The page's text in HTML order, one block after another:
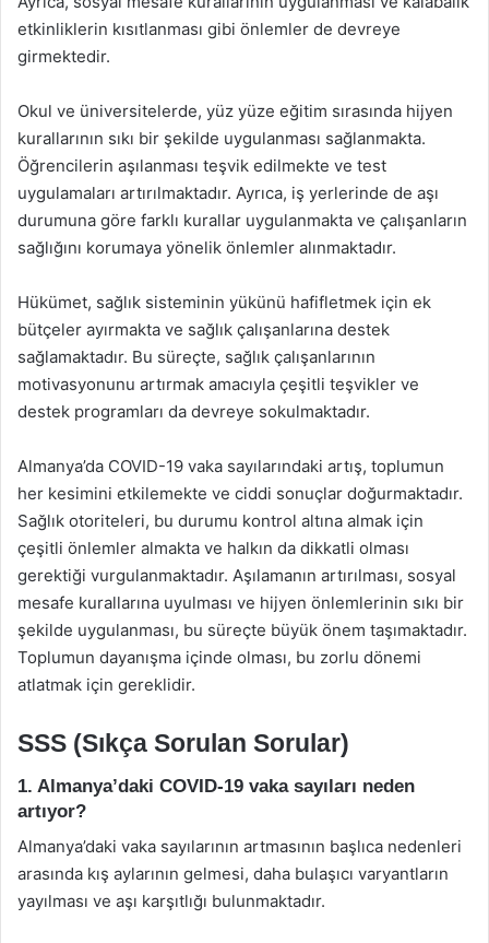
etkinliklerin kısıtlanması gibi önlemler de devreye
girmektedir.
Okul ve üniversitelerde, yüz yüze eğitim sırasında hijyen
kurallarının sıkı bir şekilde uygulanması sağlanmakta.
Öğrencilerin aşılanması teşvik edilmekte ve test
uygulamaları artırılmaktadır. Ayrıca, iş yerlerinde de aşı
durumuna göre farklı kurallar uygulanmakta ve çalışanların
sağlığını korumaya yönelik önlemler alınmaktadır.
Hükümet, sağlık sisteminin yükünü hafifletmek için ek
bütçeler ayırmakta ve sağlık çalışanlarına destek
sağlamaktadır. Bu süreçte, sağlık çalışanlarının
motivasyonunu artırmak amacıyla çeşitli teşvikler ve
destek programları da devreye sokulmaktadır.
Almanya’da COVID-19 vaka sayılarındaki artış, toplumun
her kesimini etkilemekte ve ciddi sonuçlar doğurmaktadır.
Sağlık otoriteleri, bu durumu kontrol altına almak için
çeşitli önlemler almakta ve halkın da dikkatli olması
gerektiği vurgulanmaktadır. Aşılamanın artırılması, sosyal
mesafe kurallarına uyulması ve hijyen önlemlerinin sıkı bir
şekilde uygulanması, bu süreçte büyük önem taşımaktadır.
Toplumun dayanışma içinde olması, bu zorlu dönemi
atlatmak için gereklidir.
SSS (Sıkça Sorulan Sorular)
1. Almanya’daki COVID-19 vaka sayıları neden
artıyor?
Almanya’daki vaka sayılarının artmasının başlıca nedenleri
arasında kış aylarının gelmesi, daha bulaşıcı varyantların
yayılması ve aşı karşıtlığı bulunmaktadır.